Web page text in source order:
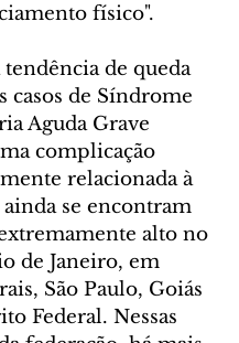
físico".
tendência de queda
casos de Síndrome
Aguda Grave
complicação
relacionada à
se encontram
alto no
de Janeiro, em
São Paulo, Goiás
Federal. Nessas